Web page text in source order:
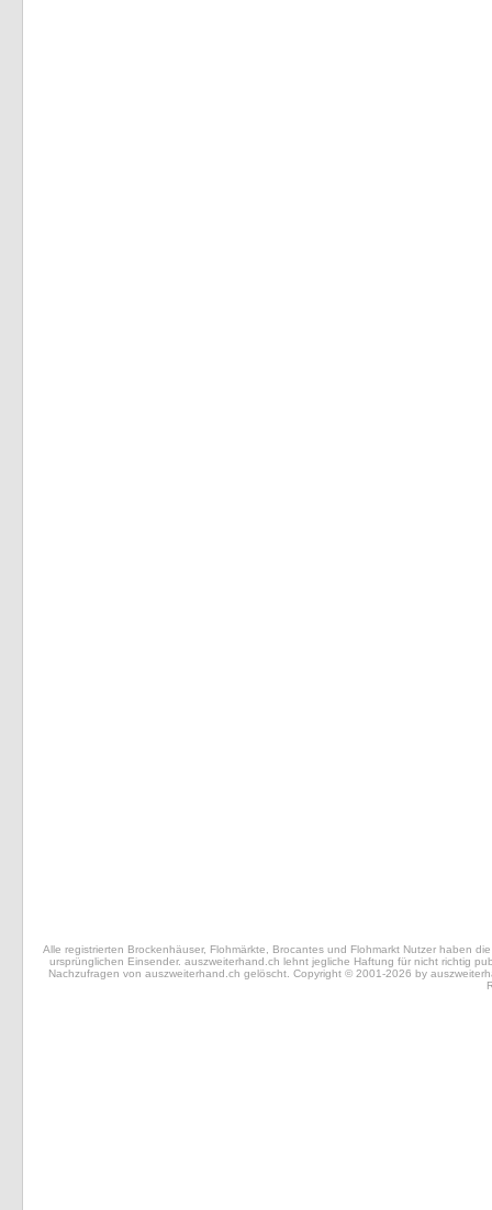
Alle registrierten Brockenhäuser, Flohmärkte, Brocantes und Flohmarkt Nutzer haben
ursprünglichen Einsender. auszweiterhand.ch lehnt jegliche Haftung für nicht richtig
Nachzufragen von auszweiterhand.ch gelöscht. Copyright © 2001-2026 by